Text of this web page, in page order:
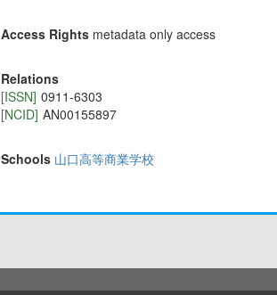
Access Rights metadata only access
Relations
[ISSN] 0911-6303
[NCID] AN00155897
Schools 山口高等商業学校